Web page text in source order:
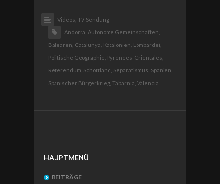
Videos, TV-Sendung
Andorra, Autonome Gemeinschaften,
Balearen, Catalunya, Katalonien, Lombardei,
Politische Geographie, Pyrénées-Orientales,
Referendum, Schottland, Separatismus, Spanien,
Spanischer Bürgerkrieg, Tabarnia, Valencia
HAUPTMENÜ
BEITRÄGE